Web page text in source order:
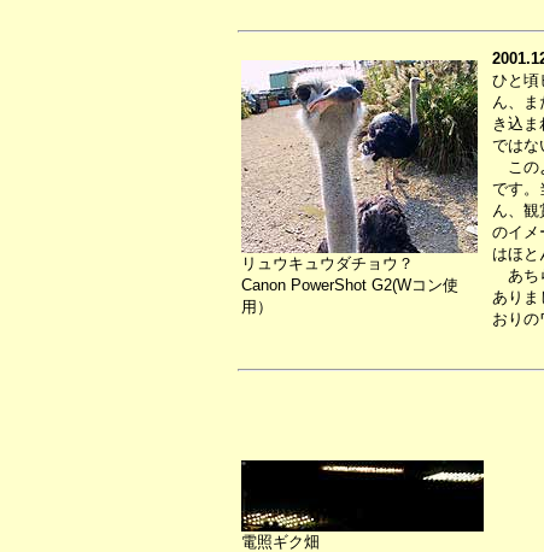
リュウキュウダチョウ？
Canon PowerShot G2(Wコン使
用）
ひと頃
ん、ま
き込
ではな
この
です。
ん、観
のイメ
はほと
あち
ありま
おりの
電照ギク畑